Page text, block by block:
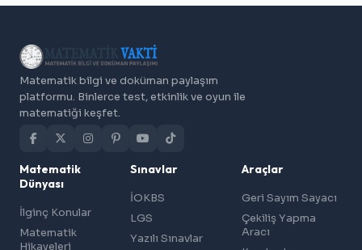
Matematik bilgi ve doküman paylaşım
platformu. Binlerce test, etkinlik ve oyun ile
matematiği keşfet.
Matematik
Dünyası
İlginç Konular
Matematik
Hikayeleri
Sınavlar
İOKBS
LGS
Yazılı Sınavlar
Araçlar
Geri Sayım Sayacı
Çekiliş Yapma
Aracı